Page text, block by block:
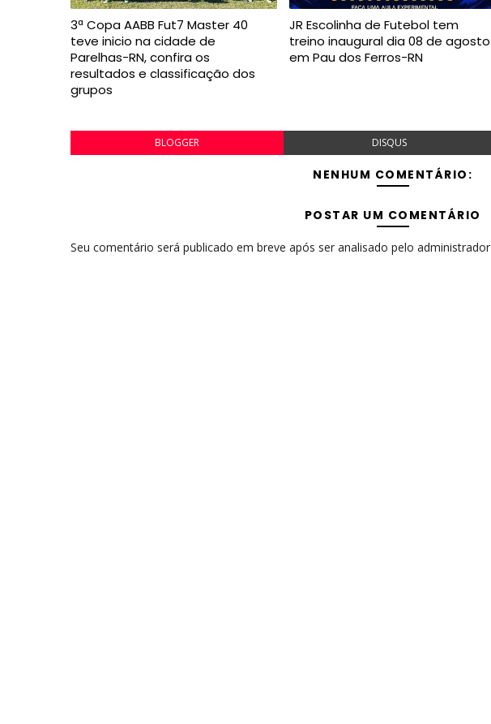
3ª Copa AABB Fut7 Master 40
teve inicio na cidade de
Parelhas-RN, confira os
resultados e classificação dos
grupos
JR Escolinha de Futebol tem
treino inaugural dia 08 de agosto
em Pau dos Ferros-RN
BLOGGER DISQUS
NENHUM COMENTÁRIO:
POSTAR UM COMENTÁRIO
Seu comentário será publicado em breve após ser analisado pelo administrador